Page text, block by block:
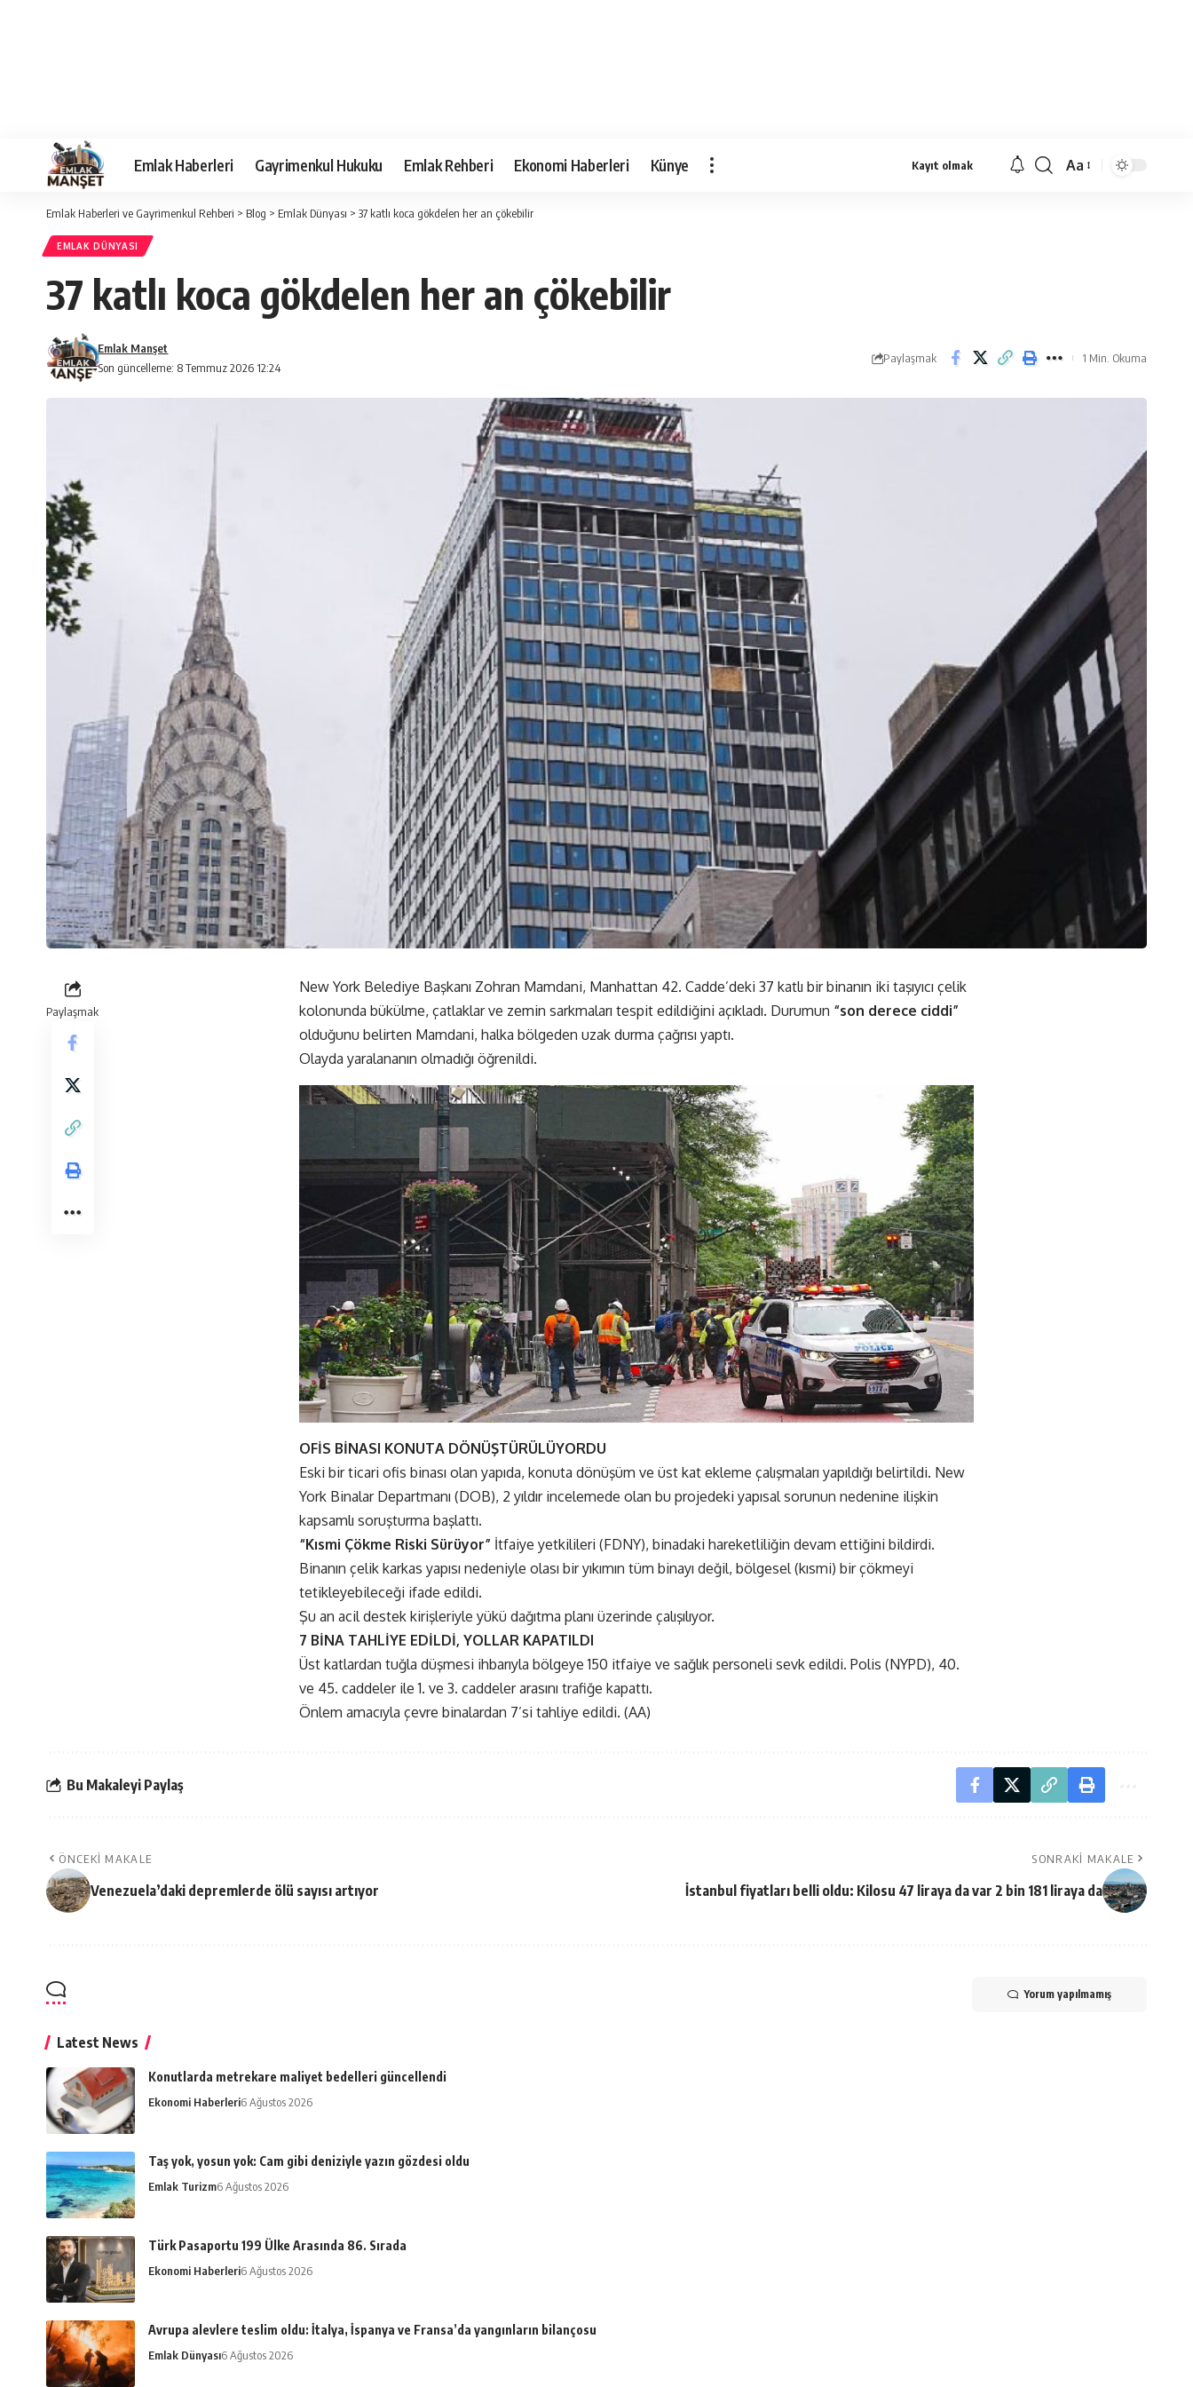
Emlak Haberleri Gayrimenkul Hukuku Emlak Rehberi Ekonomi Haberleri Künye Kayıt olmak
Yazı
Aa
Emlak Haberleri ve Gayrimenkul Rehberi > Blog > Emlak Dünyası > 37 katlı koca gökdelen her an çökebilir
EMLAK DÜNYASI
37 katlı koca gökdelen her an çökebilir
Son güncelleme: 8 Temmuz 2026 12:24
Emlak Manşet
Paylaşmak 1 Min. Okuma
Paylaşmak
New York Belediye Başkanı Zohran Mamdani, Manhattan 42. Cadde’deki 37 katlı bir binanın iki taşıyıcı çelik
kolonunda bükülme, çatlaklar ve zemin sarkmaları tespit edildiğini açıkladı. Durumun “son derece ciddi”
olduğunu belirten Mamdani, halka bölgeden uzak durma çağrısı yaptı.
Olayda yaralananın olmadığı öğrenildi.
OFİS BİNASI KONUTA DÖNÜŞTÜRÜLÜYORDU
Eski bir ticari ofis binası olan yapıda, konuta dönüşüm ve üst kat ekleme çalışmaları yapıldığı belirtildi. New
York Binalar Departmanı (DOB), 2 yıldır incelemede olan bu projedeki yapısal sorunun nedenine ilişkin
kapsamlı soruşturma başlattı.
“Kısmi Çökme Riski Sürüyor” İtfaiye yetkilileri (FDNY), binadaki hareketliliğin devam ettiğini bildirdi.
Binanın çelik karkas yapısı nedeniyle olası bir yıkımın tüm binayı değil, bölgesel (kısmi) bir çökmeyi
tetikleyebileceği ifade edildi.
Şu an acil destek kirişleriyle yükü dağıtma planı üzerinde çalışılıyor.
7 BİNA TAHLİYE EDİLDİ, YOLLAR KAPATILDI
Üst katlardan tuğla düşmesi ihbarıyla bölgeye 150 itfaiye ve sağlık personeli sevk edildi. Polis (NYPD), 40.
ve 45. caddeler ile 1. ve 3. caddeler arasını trafiğe kapattı.
Önlem amacıyla çevre binalardan 7’si tahliye edildi. (AA)
Bu Makaleyi Paylaş
ÖNCEKI MAKALE
Venezuela’daki depremlerde ölü sayısı artıyor
SONRAKI MAKALE
İstanbul fiyatları belli oldu: Kilosu 47 liraya da var 2 bin 181 liraya da
Yorum yapılmamış
Latest News
Konutlarda metrekare maliyet bedelleri güncellendi
Ekonomi Haberleri6 Ağustos 2026
Taş yok, yosun yok: Cam gibi deniziyle yazın gözdesi oldu
Emlak Turizm6 Ağustos 2026
Türk Pasaportu 199 Ülke Arasında 86. Sırada
Ekonomi Haberleri6 Ağustos 2026
Avrupa alevlere teslim oldu: İtalya, İspanya ve Fransa’da yangınların bilançosu
Emlak Dünyası6 Ağustos 2026